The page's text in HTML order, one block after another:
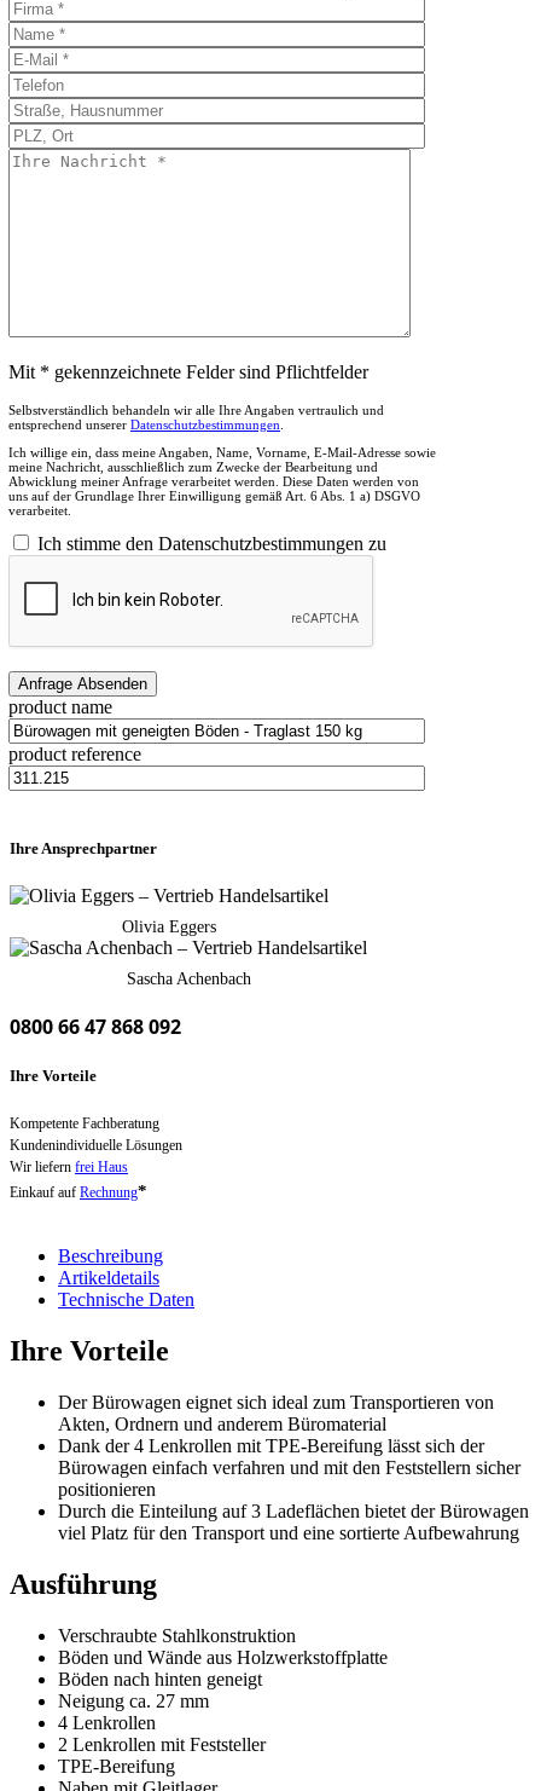
Mit * gekennzeichnete Felder sind Pflichtfelder
Selbstverständlich behandeln wir alle Ihre Angaben vertraulich und
entsprechend unserer Datenschutzbestimmungen
Ich willige ein, dass meine Angaben, Name, Vorname, E-Mail-Adresse sowie
meine Nachricht, ausschließlich zum Zwecke der Bearbeitung und
Abwicklung meiner Anfrage verarbeitet werden. Diese Daten werden von
uns auf der Grundlage Ihrer Einwilligung gemäß Art. 6 Abs. 1 a) DSGVO
verarbeitet.
Ich stimme den Datenschutzbestimmungen zu
product name
product reference
Ihre Ansprechpartner
Olivia Eggers
Sascha Achenbach
0800 66 47 868 092
Ihre Vorteile
Kompetente Fachberatung
Kundenindividuelle Lösungen
Wir liefern frei Haus
Einkauf auf Rechnung*
Beschreibung
Artikeldetails
Technische Daten
Ihre Vorteile
Der Bürowagen eignet sich ideal zum Transportieren von
Akten, Ordnern und anderem Büromaterial
Dank der 4 Lenkrollen mit TPE-Bereifung lässt sich der
Bürowagen einfach verfahren und mit den Feststellern sicher
positionieren
Durch die Einteilung auf 3 Ladeflächen bietet der Bürowagen
viel Platz für den Transport und eine sortierte Aufbewahrung
Ausführung
Verschraubte Stahlkonstruktion
Böden und Wände aus Holzwerkstoffplatte
Böden nach hinten geneigt
Neigung ca. 27 mm
4 Lenkrollen
2 Lenkrollen mit Feststeller
TPE-Bereifung